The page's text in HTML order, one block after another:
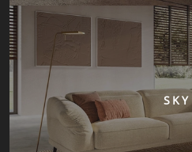
SKY